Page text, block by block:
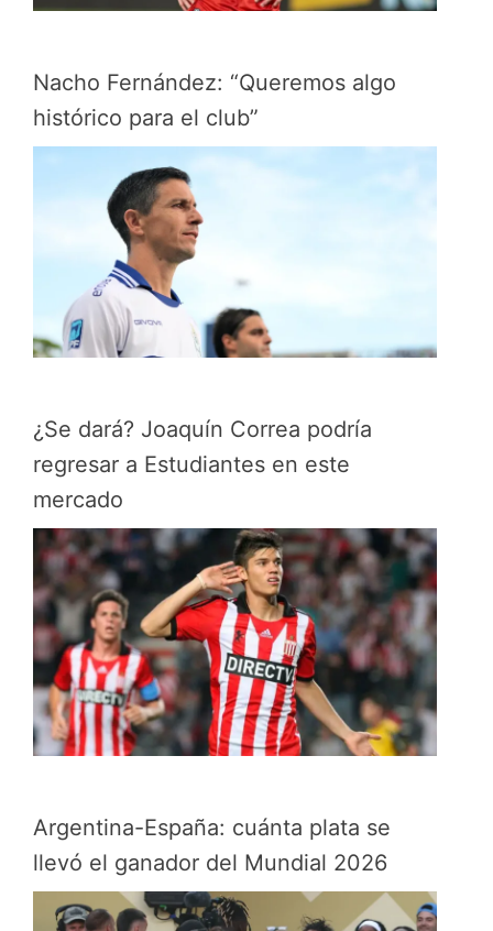
Nacho Fernández: “Queremos algo
histórico para el club”
¿Se dará? Joaquín Correa podría
regresar a Estudiantes en este
mercado
Argentina-España: cuánta plata se
llevó el ganador del Mundial 2026